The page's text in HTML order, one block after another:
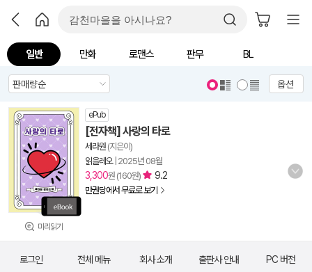
일반 만화 로맨스 판무 BL
옵션
미리읽기
ePub
[전자책] 사랑의 타로
세라원 (지은이)
읽을레오| 2025년 08월
3,300원 (160원) 9.2
만권당에서 무료로 보기
로그인 전체 메뉴 회사 소개 출판사 안내 PC 버전